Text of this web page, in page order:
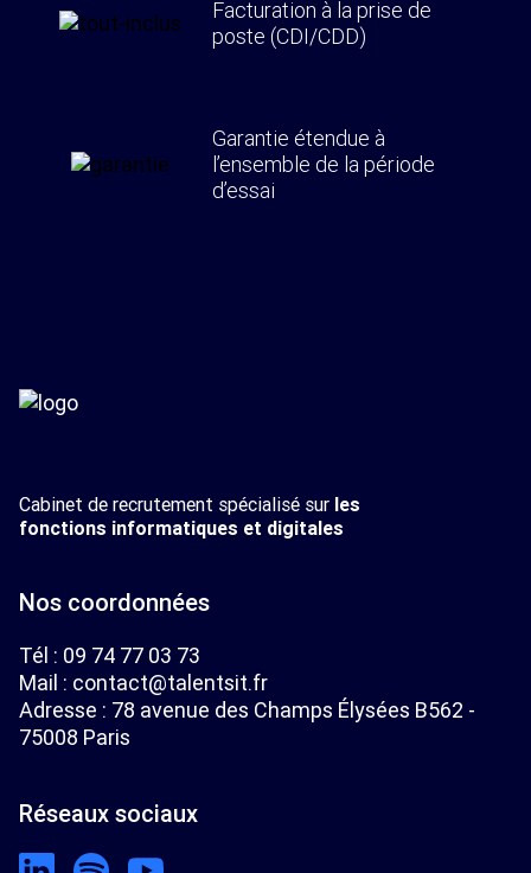
Facturation à la prise de
poste (CDI/CDD)
Garantie étendue à
l’ensemble de la période
d’essai
Cabinet de recrutement spécialisé sur les
fonctions informatiques et digitales
Nos coordonnées
Tél : 09 74 77 03 73
Mail : contact@talentsit.fr
Adresse : 78 avenue des Champs Élysées B562 -
75008 Paris
Réseaux sociaux